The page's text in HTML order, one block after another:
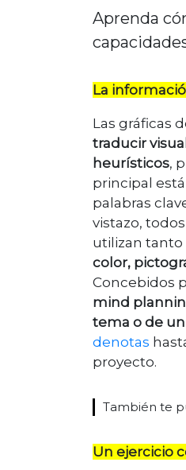
Aprenda
La
Las gráficas
traducir
heurísticos,
principal
palabras
vistazo,
utilizan tanto
color,
Concebidos
mind
tema o de
denotas
proyecto.
También te
Un ejercicio